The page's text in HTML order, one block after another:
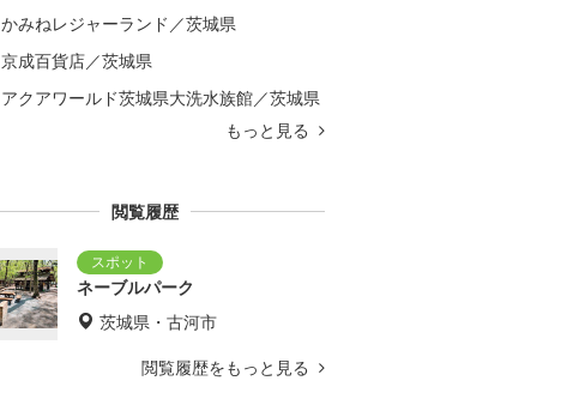
かみねレジャーランド／茨城県
京成百貨店／茨城県
アクアワールド茨城県大洗水族館／茨城県
もっと見る
閲覧履歴
ネーブルパーク
茨城県・古河市
閲覧履歴をもっと見る